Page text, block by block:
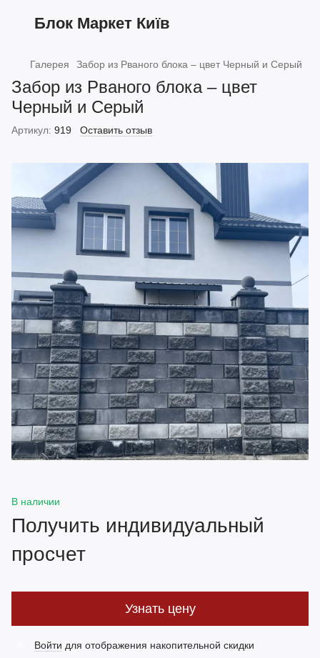
Блок Маркет Київ
Галерея Забор из Рваного блока – цвет Черный и Серый
Забор из Рваного блока – цвет
Черный и Серый
Артикул: 919 Оставить отзыв
В наличии
Получить индивидуальный
просчет
Узнать цену
Войти для отображения накопительной скидки